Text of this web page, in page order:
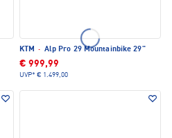
KTM · Alp Pro 29 Mountainbike 29"
€ 999,99
UVP* € 1.499,00